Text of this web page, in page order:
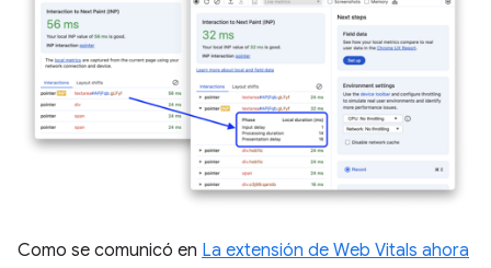
Como se comunicó en La extensión de Web Vitals ahora